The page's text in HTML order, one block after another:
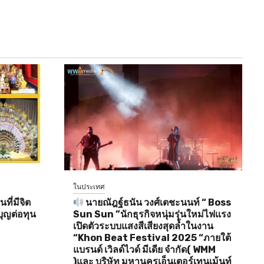
ที่มีจิต
ญต่อทุน
ในประเทศ
นายณัฎฐ์ธนัน วงศ์เตชะนนท์ “ Boss
Sun Sun ”นักธุรกิจหนุ่มรุ่นใหม่ไฟแรง
เปิดตัวระบบแสงสีเสียงสุดล้ำในงาน
“Khon Beat Festival 2025 “ภายใต้
แบรนด์ เวิลด์ไวด์ มีเดีย จำกัด( WMM
)และ บริษัท มหานครเอ็นเตอร์เทนเม้นท์